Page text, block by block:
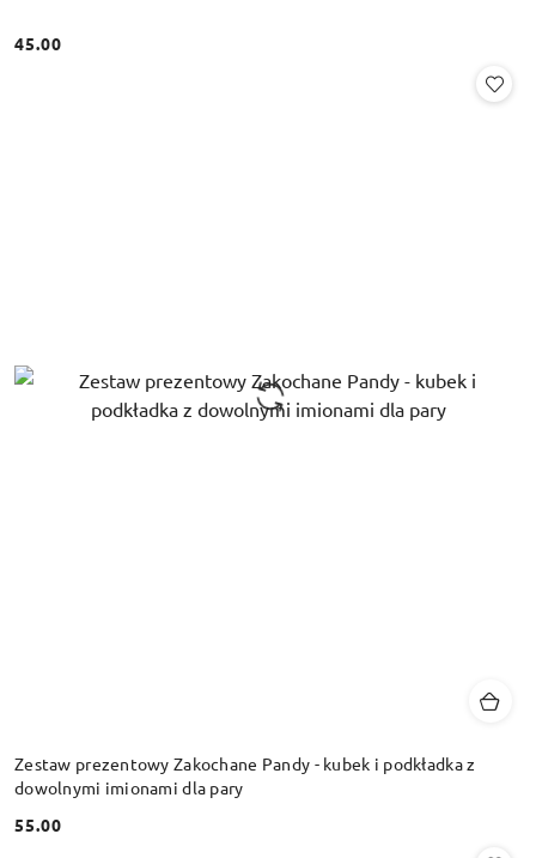
Cena:
45.00
Zestaw prezentowy Zakochane Pandy - kubek i podkładka z
dowolnymi imionami dla pary
Cena:
55.00